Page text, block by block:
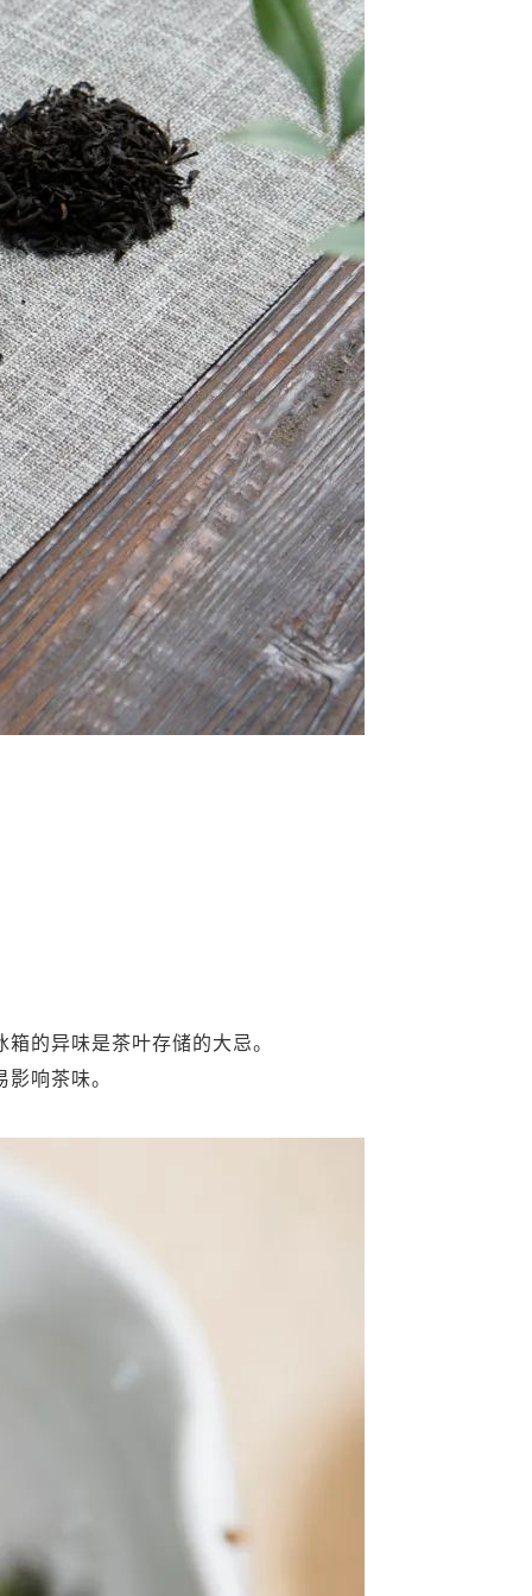
的异味是茶叶存储的大忌。
响茶味。